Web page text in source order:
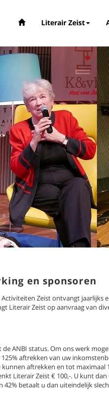
Literair Zeist
en sponsoren
Zeist ontvangt jaarlijks
Literair Zeist op aanvraag van
de ANBI status. Om ons werk
aftrekken van uw
aftrekken en tot maximaal
Literair Zeist € 100,-. U kunt
42% betaalt u dan uiteindelijk